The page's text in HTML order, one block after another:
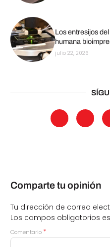
Los entresijos
humana
julio 22, 2026
Comparte tu opinión
Tu dirección de correo
Los campos obligatorios
Comentario *